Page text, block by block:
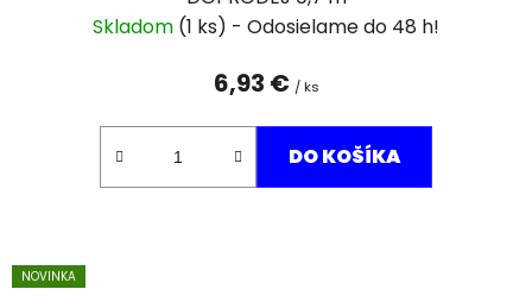
Skladom (1 ks)
6,93 € / ks
DO KOŠÍKA
NOVINKA